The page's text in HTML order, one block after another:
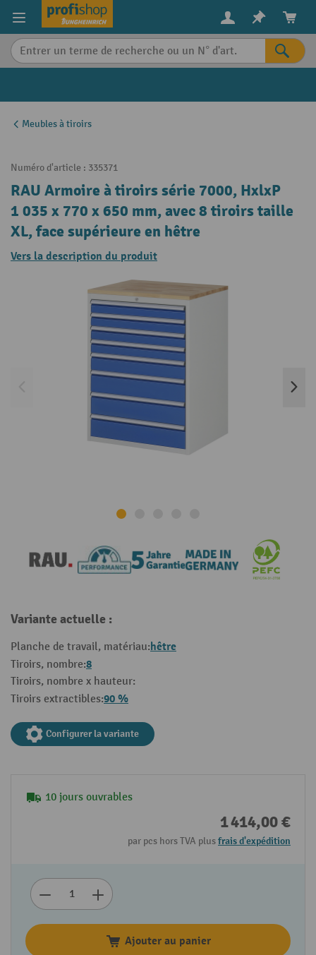
content
Meubles à tiroirs
Numéro d'article : 335371
RAU Armoire à tiroirs série 7000, HxlxP
1 035 x 770 x 650 mm, avec 8 tiroirs taille
XL, face supérieure en hêtre
Vers la description du produit
Variante actuelle :
Planche de travail, matériau:hêtre
Tiroirs, nombre:8
Tiroirs, nombre x hauteur:
Tiroirs extractibles:90 %
Configurer la variante
10 jours ouvrables
1 414,00 €
par pcs hors TVA plusfrais d'expédition
Ajouter au panier